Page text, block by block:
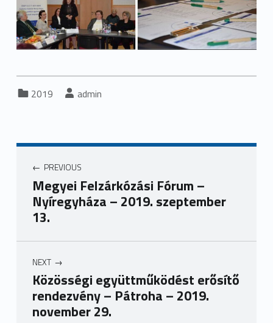
Categorized in:
2019 Written by:
admin
Bejegyzés navigáció
PREVIOUS
Megyei Felzárkózási Fórum –
Nyíregyháza – 2019. szeptember
13.
NEXT
Közösségi együttműködést erősítő
rendezvény – Pátroha – 2019.
november 29.